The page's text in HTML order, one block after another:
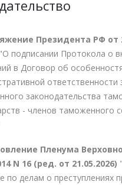
Президента РФ от
"О подписании Протокола о
в Договор об
ответственности
законодательства
- членов таможенного
Пленума
N 16 (ред. от 21.05.2026)
по делам о преступлениях